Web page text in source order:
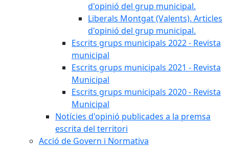
d'opinió del grup municipal.
Liberals Montgat (Valents). Articles
d'opinió del grup municipal.
Escrits grups municipals 2022 - Revista
municipal
Escrits grups municipals 2021 - Revista
Municipal
Escrits grups municipals 2020 - Revista
Municipal
Notícies d'opinió publicades a la premsa
escrita del territori
Acció de Govern i Normativa